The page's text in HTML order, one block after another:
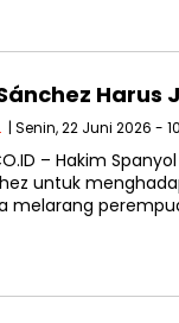
Harus
| Senin, 22 Juni 2026 -
– Hakim
untuk
melarang